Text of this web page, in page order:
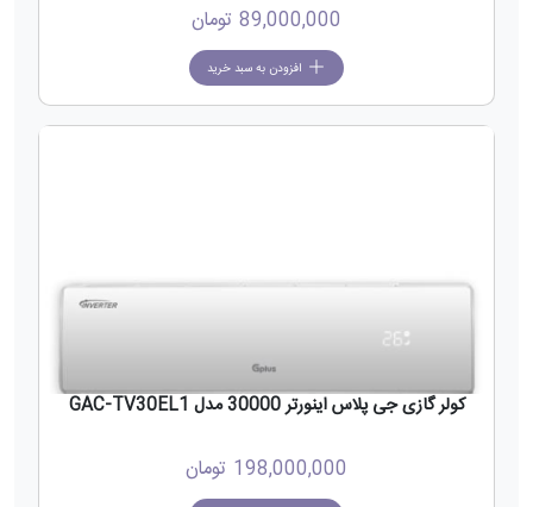
89,000,000 تومان
افزودن به سبد خرید
کولر گازی جی پلاس اینورتر 30000 مدل GAC-TV30EL1
198,000,000 تومان